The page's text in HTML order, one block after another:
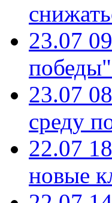
23.07
23.07
среду
22.07
новые